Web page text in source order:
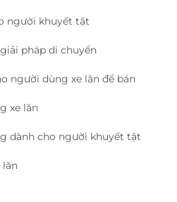
người khuyết tật
pháp di chuyển
người dùng xe lăn để bán
xe lăn
dành cho người khuyết tật
lăn